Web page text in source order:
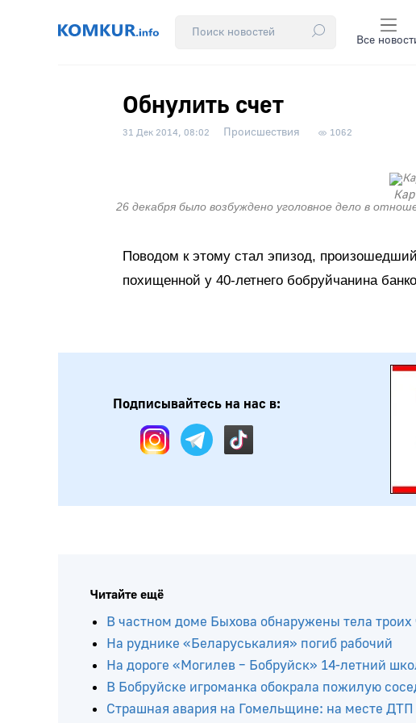
Все
Обнулить счет
31 Дек 2014, 08:02 Происшествия 1062
26 декабря было возбуждено уголовное дело в
Поводом к этому стал эпизод,
похищенной у 40-летнего бобруйчанина
Подписывайтесь на нас в:
Читайте ещё
В частном доме Быхова обнаружены тела
На руднике «Беларуськалия» погиб рабочий
На дороге «Могилев – Бобруйск» 14-летний
В Бобруйске игроманка обокрала пожилую
Страшная авария на Гомельщине: на месте ДТП